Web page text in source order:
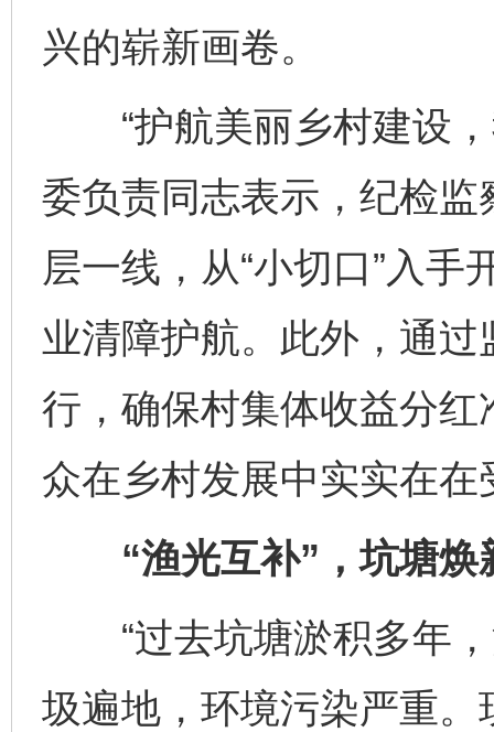
兴的崭新画卷。
“护航美丽乡村建设，
委负责同志表示，纪检
层一线，从“小切口”入
业清障护航。此外，通过
行，确保村集体收益分
众在乡村发展中实实在在
“渔光互补”，坑塘焕
“过去坑塘淤积多年，
圾遍地，环境污染严重